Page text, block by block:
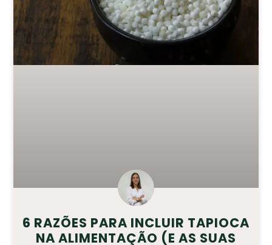
6 RAZÕES PARA INCLUIR TAPIOCA
NA ALIMENTAÇÃO (E AS SUAS